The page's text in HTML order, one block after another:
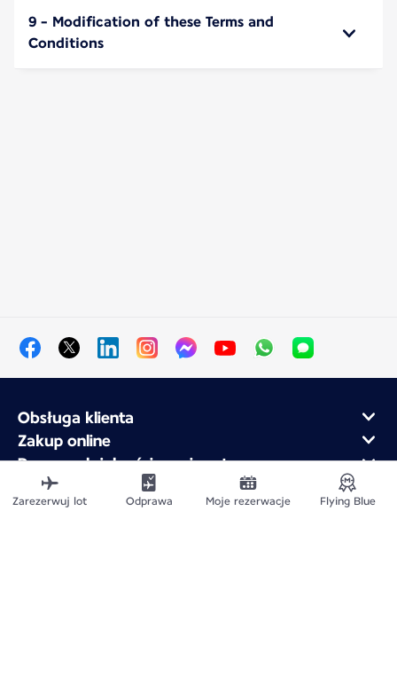
9 - Modification of these Terms and
Conditions
Obsługa klienta
Zakup online
Program lojalnościowy i partnerzy
Air France dla firm
Aplikacja mobilna Air France
Zarezerwuj lot Odprawa Moje rezerwacje Flying Blue